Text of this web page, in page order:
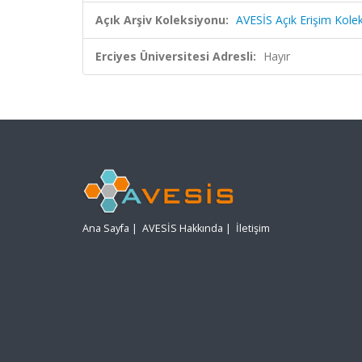
Açık Arşiv Koleksiyonu: AVESİS Açık Erişim
Erciyes Üniversitesi Adresli: Hayır
Ana Sayfa | AVESİS Hakkında | İletişim